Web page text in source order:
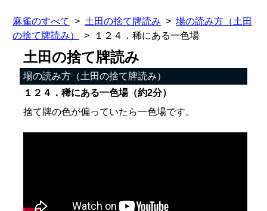
麻雀のすべて 土田の捨て牌読み
場の読み方（土田
の捨て牌読み）
１２４．稀にある一色場
土田の捨て牌読み
場の読み方（土田の捨て牌読み）
１２４．稀にある一色場（約2分）
捨て牌の色が偏っていたら一色場です。